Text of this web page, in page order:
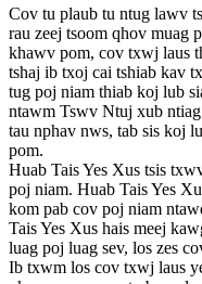
Cov tu plaub tu ntug lawv
rau zeej tsoom qhov muag
khawv pom, cov txwj laus
tshaj ib txoj cai tshiab kav
tug poj niam thiab koj lub
ntawm Tswv Ntuj xub
tau nphav nws, tab sis koj
pom.
Huab Tais Yes Xus tsis
poj niam. Huab Tais Yes
kom pab cov poj niam
Tais Yes Xus hais meej
luag poj luag sev, los zes
Ib txwm los cov txwj laus